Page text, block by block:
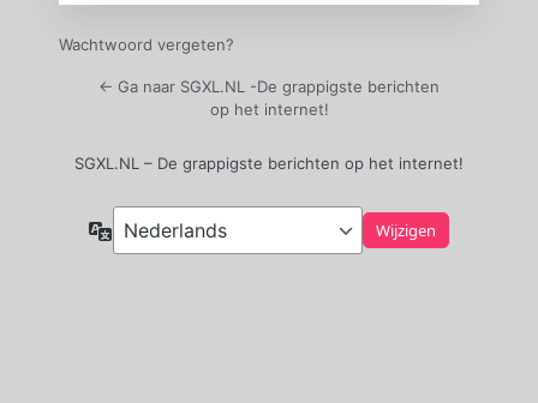
Wachtwoord vergeten?
← Ga naar SGXL.NL -De grappigste berichten
op het internet!
SGXL.NL – De grappigste berichten op het internet!
Taal